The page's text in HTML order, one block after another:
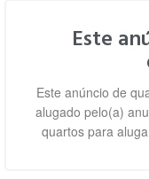
Este
Este anúncio de
alugado pelo(a)
quartos para